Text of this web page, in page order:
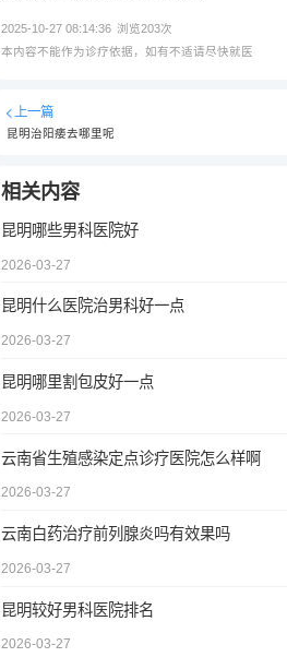
2025-10-27 08:14:36 浏览203次
本内容不能作为诊疗依据，如有不适请尽快就医
上一篇
昆明治阳痿去哪里呢
相关内容
昆明哪些男科医院好
2026-03-27
昆明什么医院治男科好一点
2026-03-27
昆明哪里割包皮好一点
2026-03-27
云南省生殖感染定点诊疗医院怎么样啊
2026-03-27
云南白药治疗前列腺炎吗有效果吗
2026-03-27
昆明较好男科医院排名
2026-03-27